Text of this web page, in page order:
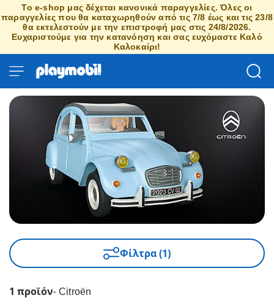
Το e-shop μας δέχεται κανονικά παραγγελίες. Όλες οι
παραγγελίες που θα καταχωρηθούν από τις 7/8 έως και τις 23/8
θα εκτελεστούν με την επιστροφή μας στις 24/8/2026.
Ευχαριστούμε για την κατανόηση και σας ευχόμαστε Καλό
Καλοκαίρι!
Φίλτρα (1)
1 προϊόν- Citroën